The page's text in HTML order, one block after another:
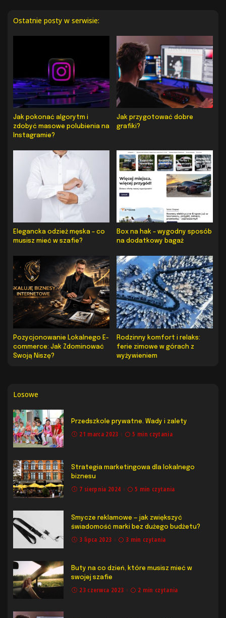
Ostatnie posty w serwisie:
Jak pokonać algorytm i
zdobyć masowe polubienia na
Instagramie?
Jak przygotować dobre
grafiki?
Elegancka odzież męska – co
musisz mieć w szafie?
Box na hak – wygodny sposób
na dodatkowy bagaż
Pozycjonowanie Lokalnego E-
commerce: Jak Zdominować
Swoją Niszę?
Rodzinny komfort i relaks:
ferie zimowe w górach z
wyżywieniem
Losowe
Przedszkole prywatne. Wady i zalety
21 marca 2023 5 min czytania
Strategia marketingowa dla lokalnego
biznesu
7 sierpnia 2024 5 min czytania
Smycze reklamowe — jak zwiększyć
świadomość marki bez dużego budżetu?
3 lipca 2023 3 min czytania
Buty na co dzień, które musisz mieć w
swojej szafie
23 czerwca 2023 2 min czytania